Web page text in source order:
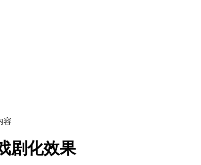
容
剧化效果